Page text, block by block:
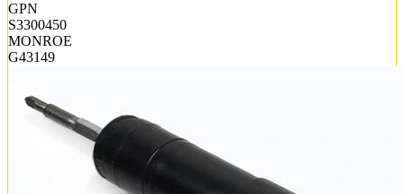
GPN
S3300450
MONROE
G43149